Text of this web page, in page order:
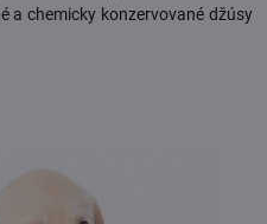
a chemicky konzervované džúsy